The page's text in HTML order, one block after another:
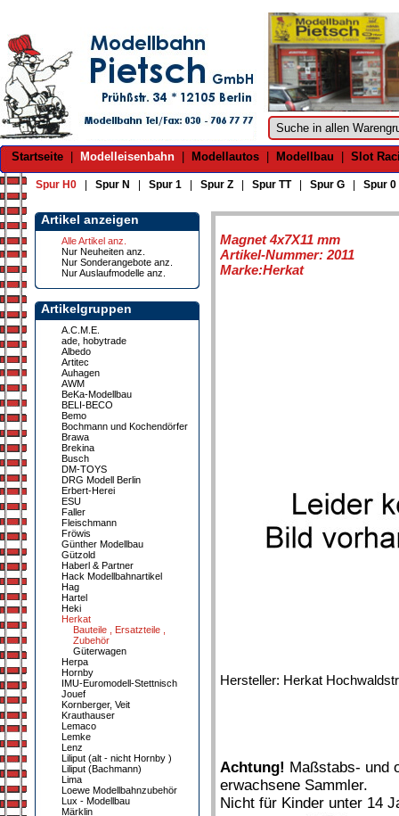
Startseite Modelleisenbahn Modellautos Modellbau Slot
Spur H0 Spur N Spur 1 Spur Z Spur TT| Spur G Spur 0
Artikel anzeigen
Alle Artikel anz.
Nur Neuheiten anz.
Nur Sonderangebote anz.
Nur Auslaufmodelle anz.
Artikelgruppen
A.C.M.E.
ade, hobytrade
Albedo
Artitec
Auhagen
AWM
BeKa-Modellbau
BELI-BECO
Bemo
Bochmann und Kochendörfer
Brawa
Brekina
Busch
DM-TOYS
DRG Modell Berlin
Erbert-Herei
ESU
Faller
Fleischmann
Fröwis
Günther Modellbau
Gützold
Haberl & Partner
Hack Modellbahnartikel
Hag
Hartel
Heki
Herkat
Bauteile , Ersatzteile ,
Zubehör
Güterwagen
Herpa
Hornby
IMU-Euromodell-Stettnisch
Jouef
Kornberger, Veit
Krauthauser
Lemaco
Lemke
Lenz
Liliput (alt - nicht Hornby )
Liliput (Bachmann)
Lima
Loewe Modellbahnzubehör
Lux - Modellbau
Märklin
Magnet 4x7X11 mm
Artikel-Nummer: 2011
Marke:Herkat
Hersteller: Herkat
Achtung! Maßstabs- und
erwachsene Sammler.
Nicht für Kinder unter 14